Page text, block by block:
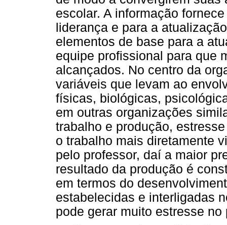
escolar. A informação
liderança e para a
elementos de base para a
equipe profissional para que
alcançados. No centro da
variáveis que levam ao
físicas, biológicas,
em outras organizações
trabalho e produção,
o trabalho mais diretamente
pelo professor, daí a maior
resultado da produção é
em termos do
estabelecidas e interligadas
pode gerar muito estresse no